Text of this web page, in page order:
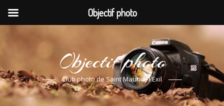
Objectif photo
Club photo de Saint Maurice l'Exil
Objectif photo